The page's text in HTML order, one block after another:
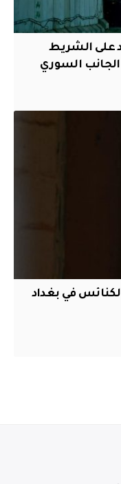
على الشريط
الجانب السوري
في بغداد